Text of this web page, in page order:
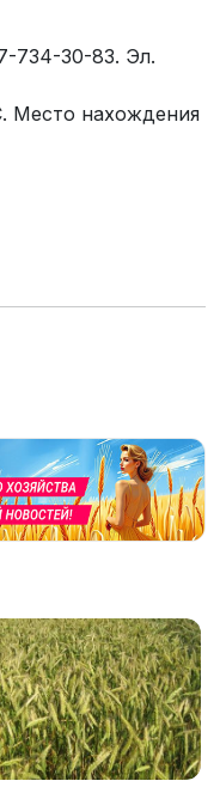
734-30-83. Эл.
Место нахождения